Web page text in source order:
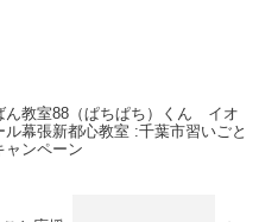
ん教室88（ぱちぱち）くん イオ
ル幕張新都心教室 :千葉市習いごと
ャンペーン